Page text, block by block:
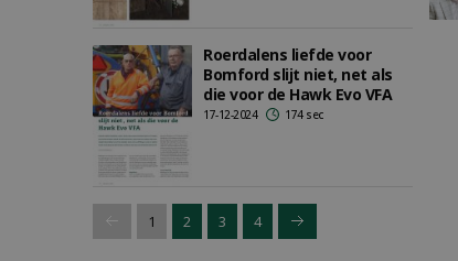
Roerdalens liefde voor
Bomford slijt niet, net als
die voor de Hawk Evo VFA
17-12-2024 174 sec
1 2 3 4